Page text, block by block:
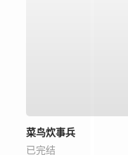
菜鸟炊事兵
已完结